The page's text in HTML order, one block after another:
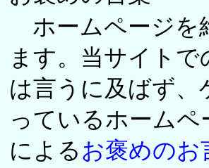
ホームページを
ます。当サイト
は言うに及ばず
っているホーム
によるお褒めのお